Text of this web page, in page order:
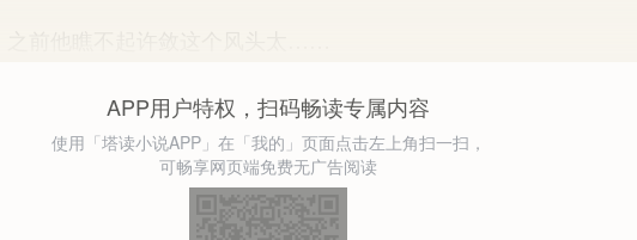
APP用户特权，扫码畅读专属内容
使用「塔读小说APP」在「我的」页面点击左上角扫一扫，
可畅享网页端免费无广告阅读